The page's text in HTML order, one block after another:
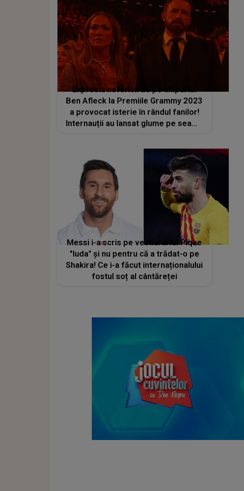
Expresia nefericii de pe chipul lui
Ben Afleck la Premiile Grammy 2023
a provocat isterie în rândul fanilor!
Internauții au lansat glume pe seama
Messi i-a scris pe vestiarul lui Pique
"Iuda" și nu pentru că a trădat-o pe
Shakira! Ce i-a făcut internaționalului
fostul soț al cântăreței